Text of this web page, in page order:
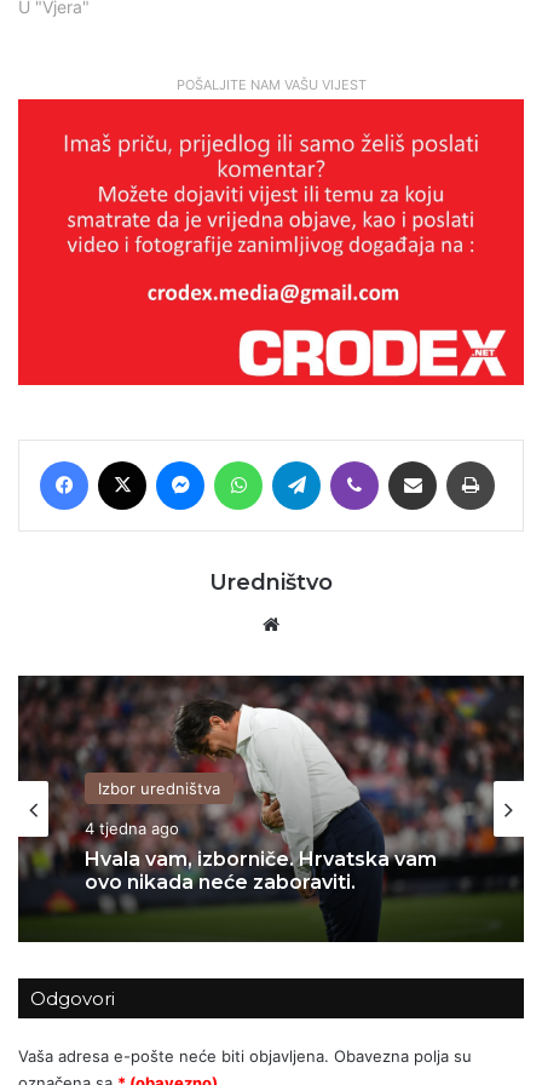
U "Vjera"
POŠALJITE NAM VAŠU VIJEST
Facebook MessengerWhatsAppTelegram Viber Podijeli putem E-maila
Uredništvo
Izbor uredništva
4 tjedna ago
Hvala vam, izborniče. Hrvatska vam
ovo nikada neće zaboraviti.
Kolumne i komentari
06/07/2026
Za Sedlarov ‘Vukovar’ nula, a ‘Svadbi’
stotine tisuća eura?
Odgovori
Vaša adresa e-pošte neće biti objavljena. Obavezna polja su